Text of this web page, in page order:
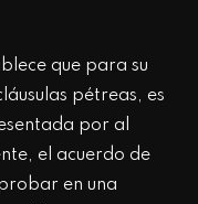
que para su
pétreas, es
por al
el acuerdo de
en una